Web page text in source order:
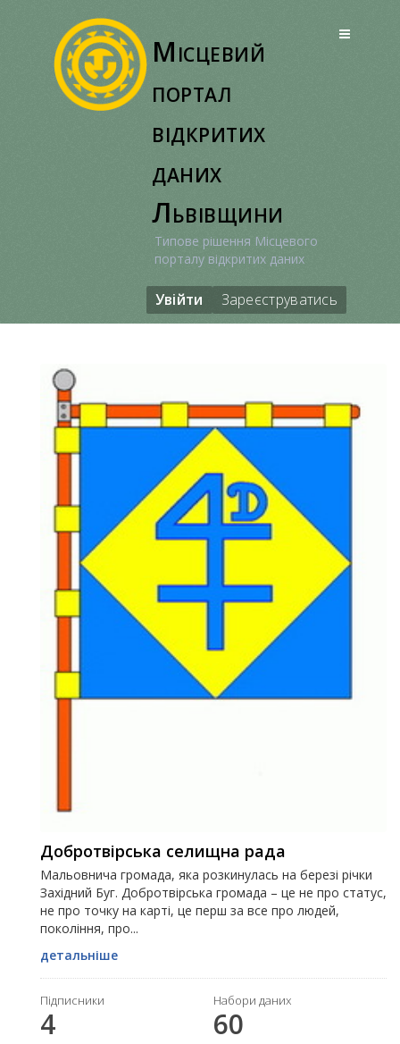
Місцевий
портал
відкритих
даних
Львівщини
Типове рішення Місцевого
порталу відкритих даних
Увійти Зареєструватись
Добротвірська селищна рада
Мальовнича громада, яка розкинулась на березі річки
Західний Буг. Добротвірська громада – це не про статус,
не про точку на карті, це перш за все про людей,
покоління, про...
детальніше
Підписники
4
Набори даних
60